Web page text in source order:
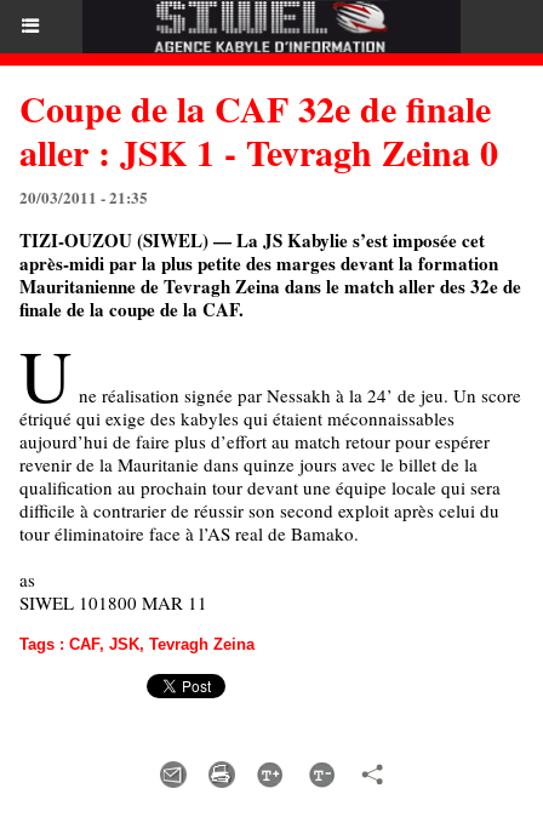
Coupe de la CAF 32e de finale
aller : JSK 1 - Tevragh Zeina 0
20/03/2011 - 21:35
TIZI-OUZOU (SIWEL) — La JS Kabylie s’est imposée cet
après-midi par la plus petite des marges devant la formation
Mauritanienne de Tevragh Zeina dans le match aller des 32e de
finale de la coupe de la CAF.
U ne réalisation signée par Nessakh à la 24’ de jeu. Un score
étriqué qui exige des kabyles qui étaient méconnaissables
aujourd’hui de faire plus d’effort au match retour pour espérer
revenir de la Mauritanie dans quinze jours avec le billet de la
qualification au prochain tour devant une équipe locale qui sera
difficile à contrarier de réussir son second exploit après celui du
tour éliminatoire face à l’AS real de Bamako.
as
SIWEL 101800 MAR 11
Tags : CAF, JSK, Tevragh Zeina